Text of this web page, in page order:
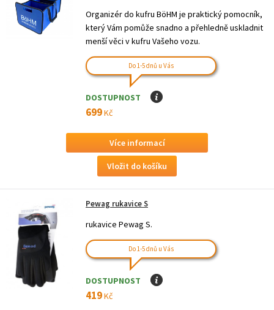
Organizér do kufru BöHM je praktický pomocník,
který Vám pomůže snadno a přehledně uskladnit
menší věci v kufru Vašeho vozu.
Do 1-5 dnů u Vás
DOSTUPNOST I
699Kč
Více informací
Pewag rukavice S
rukavice Pewag S.
Do 1-5 dnů u Vás
DOSTUPNOST I
419Kč